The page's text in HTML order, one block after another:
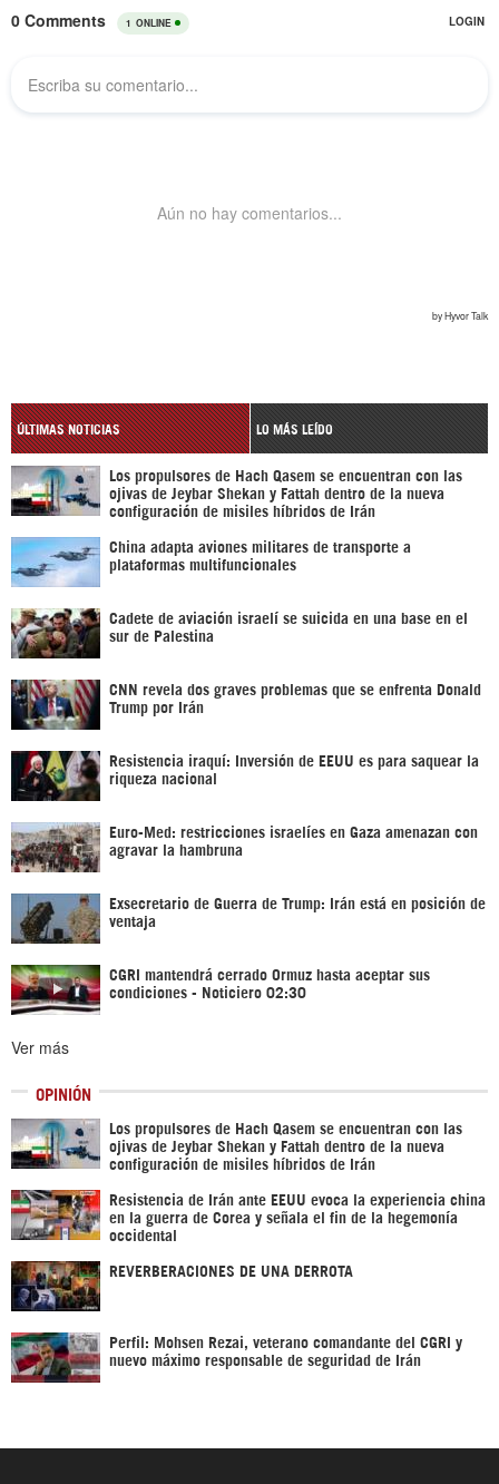
ÚLTIMAS NOTICIAS LO MÁS LEÍDO
Los propulsores de Hach Qasem se encuentran con las
ojivas de Jeybar Shekan y Fattah dentro de la nueva
configuración de misiles híbridos de Irán
China adapta aviones militares de transporte a
plataformas multifuncionales
Cadete de aviación israelí se suicida en una base en el
sur de Palestina
CNN revela dos graves problemas que se enfrenta Donald
Trump por Irán
Resistencia iraquí: Inversión de EEUU es para saquear la
riqueza nacional
Euro-Med: restricciones israelíes en Gaza amenazan con
agravar la hambruna
Exsecretario de Guerra de Trump: Irán está en posición de
ventaja
CGRI mantendrá cerrado Ormuz hasta aceptar sus
condiciones - Noticiero 02:30
Ver más
OPINIÓN
Los propulsores de Hach Qasem se encuentran con las
ojivas de Jeybar Shekan y Fattah dentro de la nueva
configuración de misiles híbridos de Irán
Resistencia de Irán ante EEUU evoca la experiencia china
en la guerra de Corea y señala el fin de la hegemonía
occidental
REVERBERACIONES DE UNA DERROTA
Perfil: Mohsen Rezai, veterano comandante del CGRI y
nuevo máximo responsable de seguridad de Irán